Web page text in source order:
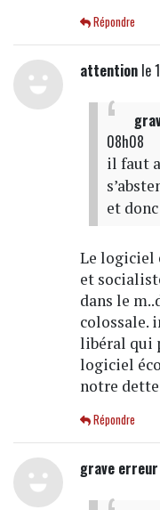
Répondre
attentionle
08h08
il faut
et
Le logiciel
et
dans le
colossale.
libéral qui
logiciel
notre
Répondre
grave erreur